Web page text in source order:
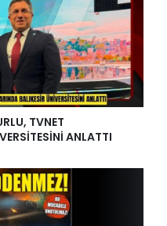
TVNET
ANLATTI